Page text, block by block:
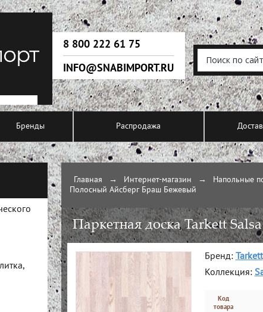
8 800 222 61 75
INFO@SNABIMPORT.RU
Бренды Распродажа
Главная → Интернет-магазин → Напольные
Полосный Айсберг Браш Бежевый
Паркетная доска Tarkett
Бренд:
Tarkett
Коллекция:
Код
товара